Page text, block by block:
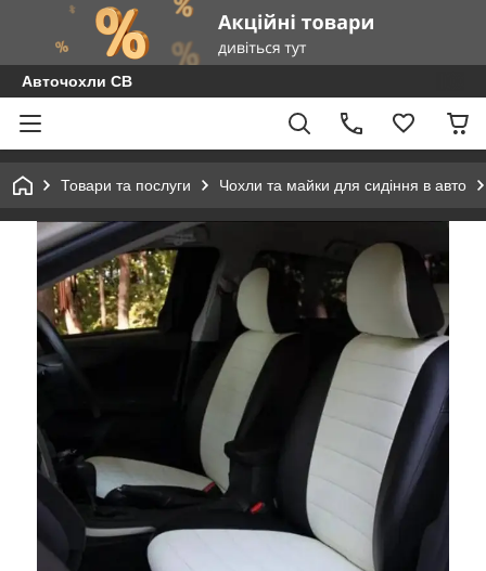
Авточохли СВ
Товари та послуги Чохли та майки для сидіння в авто